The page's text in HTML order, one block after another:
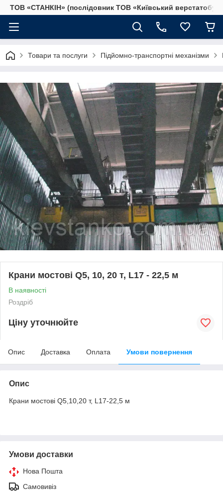
ТОВ «СТАНКІН» (послідовник ТОВ «Київський
Товари та послуги Підйомно-транспортні механізми
Крани мостові Q5, 10, 20 т, L17 - 22,5 м
В наявності
Роздріб
Ціну уточнюйте
Опис Доставка Оплата Умови повернення
Опис
Крани мостові Q5,10,20 т, L17-22,5 м
Умови доставки
Нова Пошта
Самовивіз